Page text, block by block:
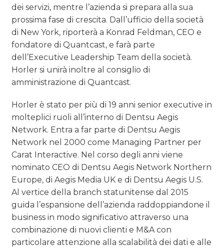
dei servizi, mentre l’azienda si prepara alla sua
prossima fase di crescita. Dall’ufficio della società
di New York, riporterà a Konrad Feldman, CEO e
fondatore di Quantcast, e farà parte
dell’Executive Leadership Team della società.
Horler si unirà inoltre al consiglio di
amministrazione di Quantcast.
Horler è stato per più di 19 anni senior executive in
molteplici ruoli all’interno di Dentsu Aegis
Network. Entra a far parte di Dentsu Aegis
Network nel 2000 come Managing Partner per
Carat Interactive. Nel corso degli anni viene
nominato CEO di Dentsu Aegis Network Northern
Europe, di Aegis Media UK e di Dentsu Aegis U.S.
Al vertice della branch statunitense dal 2015
guida l’espansione dell’azienda raddoppiandone il
business in modo significativo attraverso una
combinazione di nuovi clienti e M&A con
particolare attenzione alla scalabilità dei dati e alle